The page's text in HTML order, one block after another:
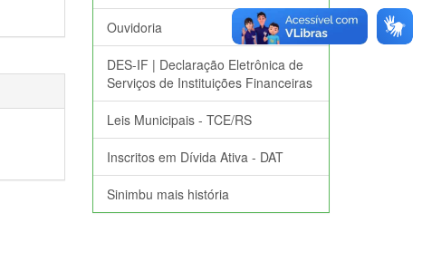
Ouvidoria
DES-IF | Declaração Eletrônica de
Serviços de Instituições Financeiras
Leis Municipais - TCE/RS
Inscritos em Dívida Ativa - DAT
Sinimbu mais história